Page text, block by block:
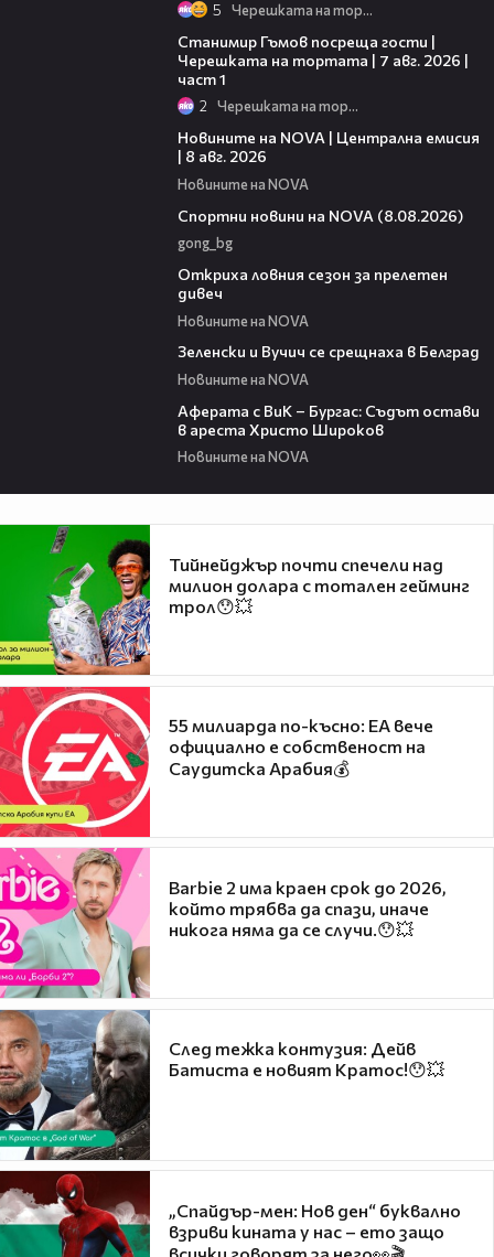
5 Черешката на тортата
Станимир Гъмов посреща гости |
Черешката на тортата | 7 авг. 2026 |
част 1
2 Черешката на тортата
Новините на NOVA | Централна емисия
| 8 авг. 2026
Новините на NOVA
Спортни новини на NOVA (8.08.2026)
gong_bg
Откриха ловния сезон за прелетен
дивеч
Новините на NOVA
Зеленски и Вучич се срещнаха в Белград
Новините на NOVA
Аферата с ВиК – Бургас: Съдът остави
в ареста Христо Широков
Новините на NOVA
Тийнейджър почти спечели над
милион долара с тотален гейминг
трол😯💥
55 милиарда по-късно: EA вече
официално е собственост на
Саудитска Арабия💰
Barbie 2 има краен срок до 2026,
който трябва да спази, иначе
никога няма да се случи.😯💥
След тежка контузия: Дейв
Батиста е новият Кратос!😯💥
„Спайдър-мен: Нов ден“ буквално
взриви кината у нас – ето защо
всички говорят за него👀🎬